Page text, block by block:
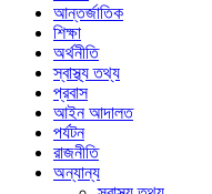
আন্তর্জাতিক
শিক্ষা
অর্থনীতি
স্বাস্থ্য তথ্য
প্রবাস
আইন আদালত
পর্যটন
রাজনীতি
অন্যান্য